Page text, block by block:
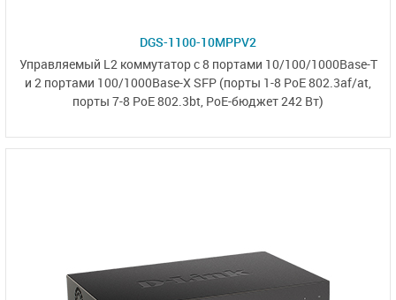
DGS-1100-10MPPV2
Управляемый L2 коммутатор с 8 портами 10/100/1000Base-T
и 2 портами 100/1000Base-X SFP (порты 1-8 PoE 802.3af/at,
порты 7-8 PoE 802.3bt, PoE-бюджет 242 Вт)